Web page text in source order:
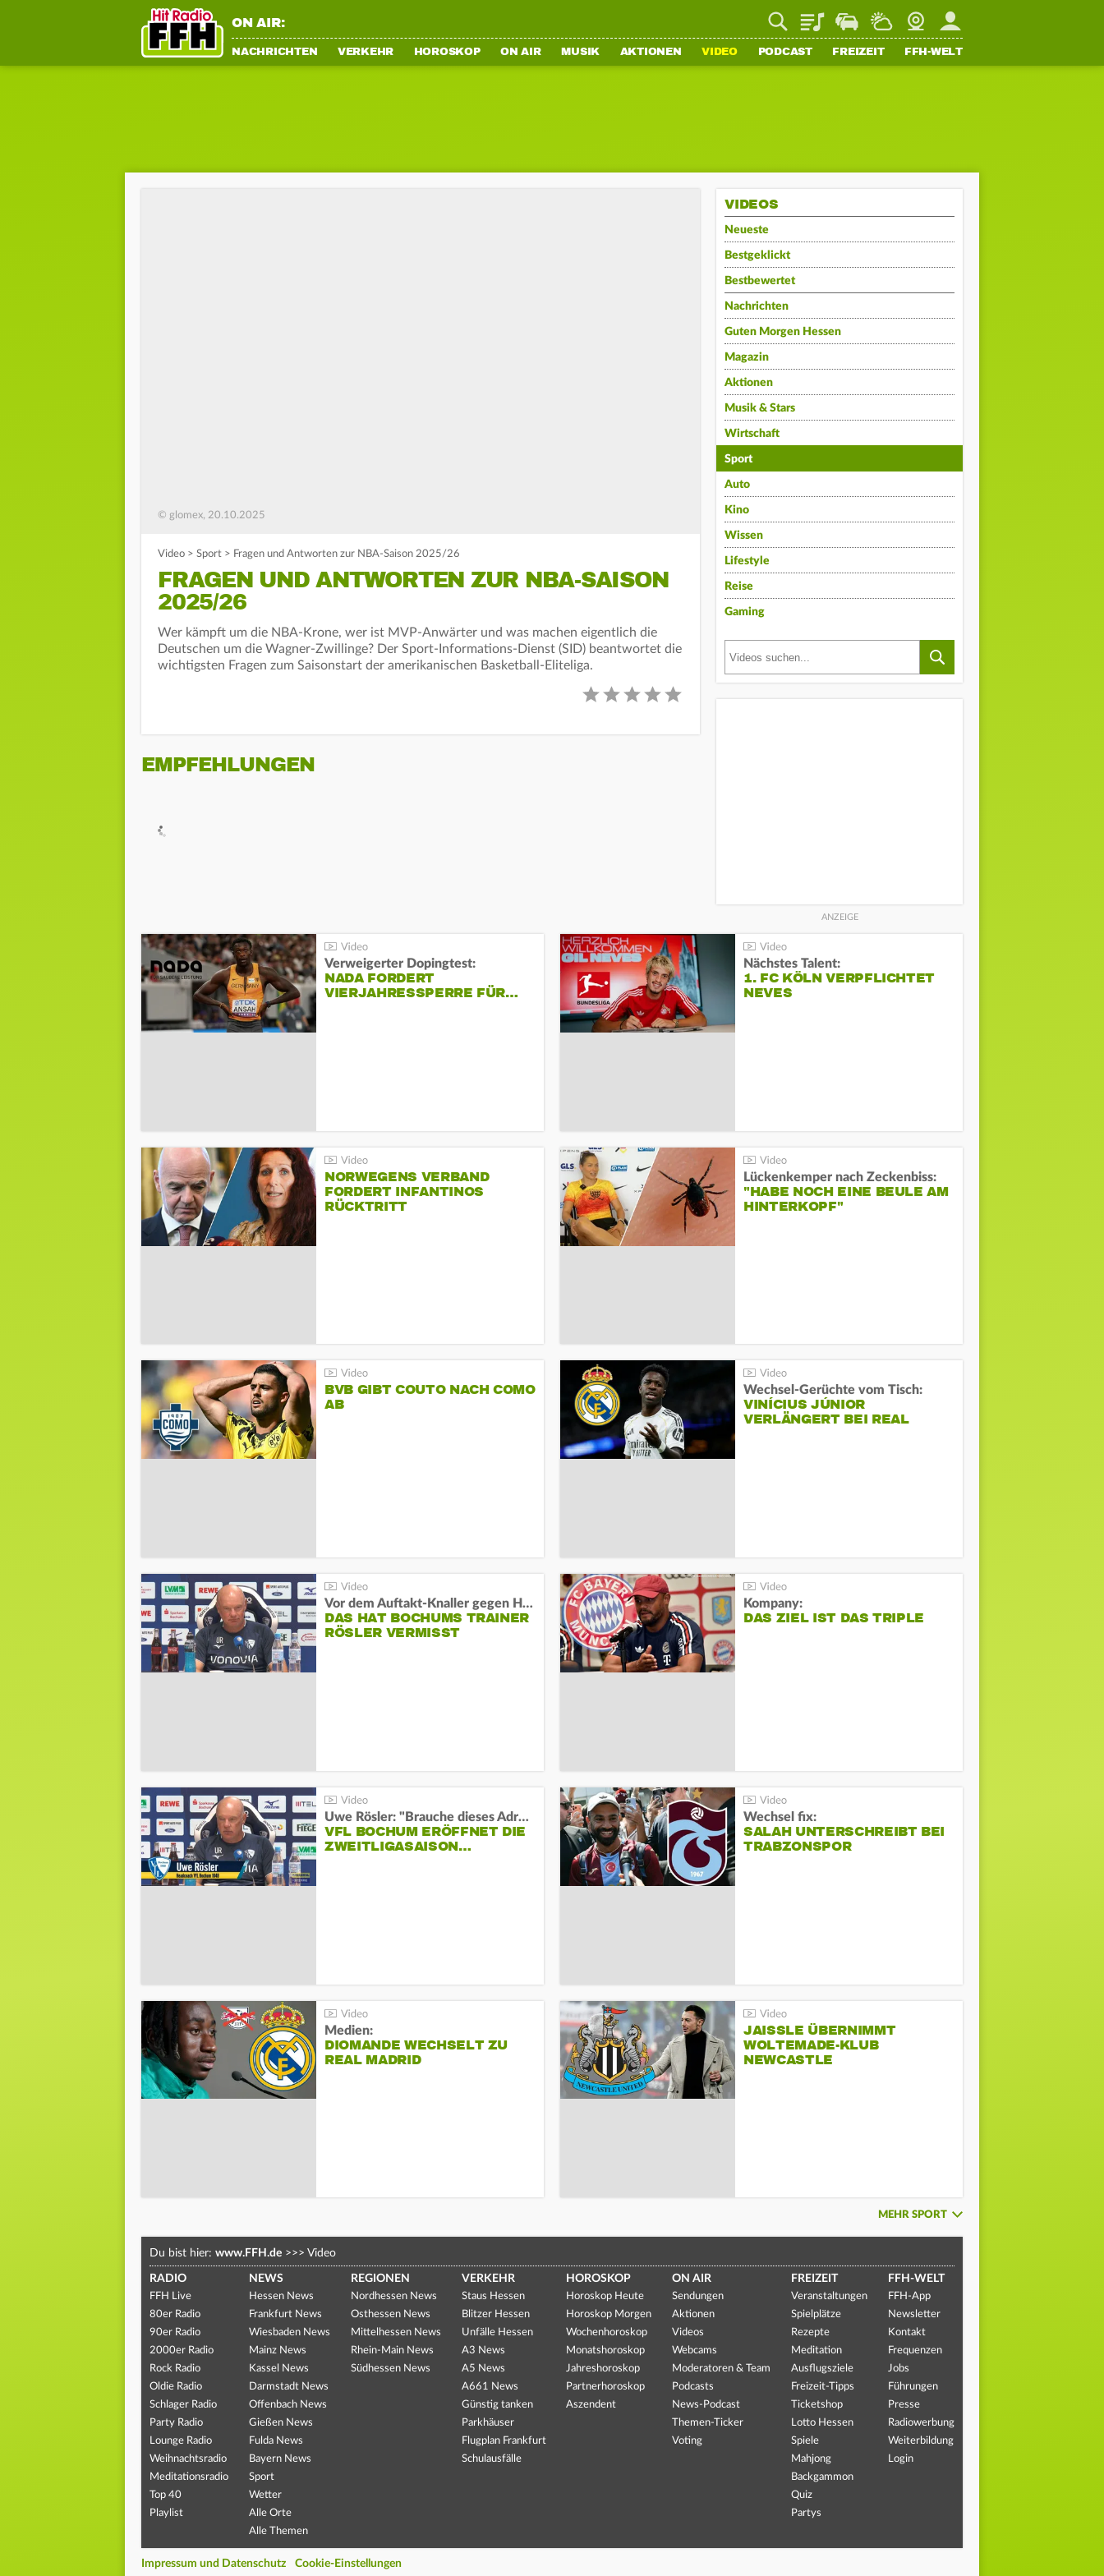
ON AIR: PlaylistStaupilotWetterWebcamMein FFH
NACHRICHTEN VERKEHR HOROSKOP ON AIR MUSIK AKTIONEN VIDEO PODCAST FREIZEIT FFH-WELT
© glomex, 20.10.2025
Video > Sport > Fragen und Antworten zur NBA-Saison 2025/26
FRAGEN UND ANTWORTEN ZUR NBA-SAISON
2025/26
Wer kämpft um die NBA-Krone, wer ist MVP-Anwärter und was machen eigentlich die
Deutschen um die Wagner-Zwillinge? Der Sport-Informations-Dienst (SID) beantwortet die
wichtigsten Fragen zum Saisonstart der amerikanischen Basketball-Eliteliga.
EMPFEHLUNGEN
VIDEOS
Neueste
Bestgeklickt
Bestbewertet
Nachrichten
Guten Morgen Hessen
Magazin
Aktionen
Musik & Stars
Wirtschaft
Sport
Auto
Kino
Wissen
Lifestyle
Reise
Gaming
Verweigerter Dopingtest:
NADA FORDERT
VIERJAHRESSPERRE FÜR…
Nächstes Talent:
1. FC KÖLN VERPFLICHTET
NEVES
NORWEGENS VERBAND
FORDERT INFANTINOS
RÜCKTRITT
Lückenkemper nach Zeckenbiss:
"HABE NOCH EINE BEULE AM
HINTERKOPF"
BVB GIBT COUTO NACH COMO
AB
Wechsel-Gerüchte vom Tisch:
VINÍCIUS JÚNIOR
VERLÄNGERT BEI REAL
Vor dem Auftakt-Knaller gegen Hertha:
DAS HAT BOCHUMS TRAINER
RÖSLER VERMISST
Kompany:
DAS ZIEL IST DAS TRIPLE
Uwe Rösler: "Brauche dieses Adrenalin"
VFL BOCHUM ERÖFFNET DIE
ZWEITLIGASAISON…
Wechsel fix:
SALAH UNTERSCHREIBT BEI
TRABZONSPOR
Medien:
DIOMANDE WECHSELT ZU
REAL MADRID
JAISSLE ÜBERNIMMT
WOLTEMADE-KLUB
NEWCASTLE
MEHR SPORT
Du bist hier: www.FFH.de >>> Video
RADIO
FFH Live
80er Radio
90er Radio
2000er Radio
Rock Radio
Oldie Radio
Schlager Radio
Party Radio
Lounge Radio
Weihnachtsradio
Meditationsradio
Top 40
Playlist
NEWS
Hessen News
Frankfurt News
Wiesbaden News
Mainz News
Kassel News
Darmstadt News
Offenbach News
Gießen News
Fulda News
Bayern News
Sport
Wetter
Alle Orte
Alle Themen
REGIONEN
Nordhessen News
Osthessen News
Mittelhessen News
Rhein-Main News
Südhessen News
VERKEHR
Staus Hessen
Blitzer Hessen
Unfälle Hessen
A3 News
A5 News
A661 News
Günstig tanken
Parkhäuser
Flugplan Frankfurt
Schulausfälle
HOROSKOP
Horoskop Heute
Horoskop Morgen
Wochenhoroskop
Monatshoroskop
Jahreshoroskop
Partnerhoroskop
Aszendent
ON AIR
Sendungen
Aktionen
Videos
Webcams
Moderatoren & Team
Podcasts
News-Podcast
Themen-Ticker
Voting
FREIZEIT
Veranstaltungen
Spielplätze
Rezepte
Meditation
Ausflugsziele
Freizeit-Tipps
Ticketshop
Lotto Hessen
Spiele
Mahjong
Backgammon
Quiz
Partys
FFH-WELT
FFH-App
Newsletter
Kontakt
Frequenzen
Jobs
Führungen
Presse
Radiowerbung
Weiterbildung
Login
Impressum und Datenschutz Cookie-Einstellungen